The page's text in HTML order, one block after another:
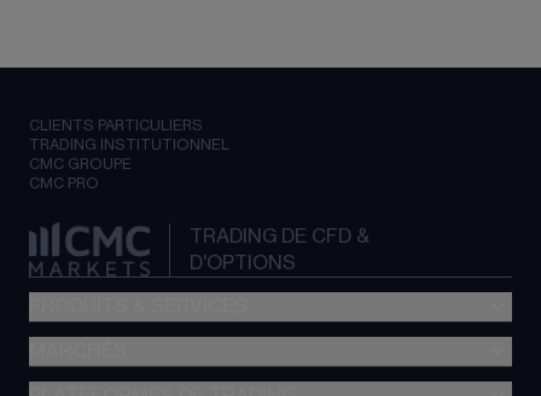
CLIENTS PARTICULIERS
TRADING INSTITUTIONNEL
CMC GROUPE
CMC PRO
TRADING DE CFD &
D'OPTIONS